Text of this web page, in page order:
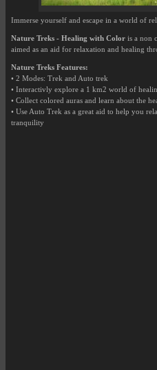
Immerse yourself and escape in a world of
Nature Treks - Healing with Color is a non
aimed as an aid for relaxation and healing
Nature Treks Features:
• 2 Modes: Trek and Auto trek
• Interactivly explore a 1 km2 world of
• Collect colored auras and learn about the
• Use Auto Trek as a great aid to help you
tranquility